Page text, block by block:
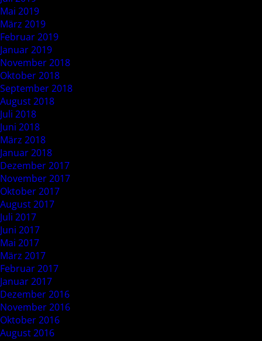
Mai 2019
März 2019
Februar 2019
Januar 2019
November 2018
Oktober 2018
September 2018
August 2018
Juli 2018
Juni 2018
März 2018
Januar 2018
Dezember 2017
November 2017
Oktober 2017
August 2017
Juli 2017
Juni 2017
Mai 2017
März 2017
Februar 2017
Januar 2017
Dezember 2016
November 2016
Oktober 2016
August 2016